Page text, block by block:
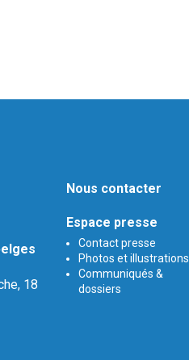
18
Nous contacter
Espace presse
Contact presse
Photos et illustrations
Communiqués &
dossiers